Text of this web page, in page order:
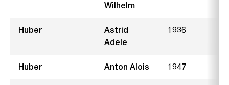
Wilhelm
Huber
Astrid
Adele
1936
Huber Anton Alois 1947